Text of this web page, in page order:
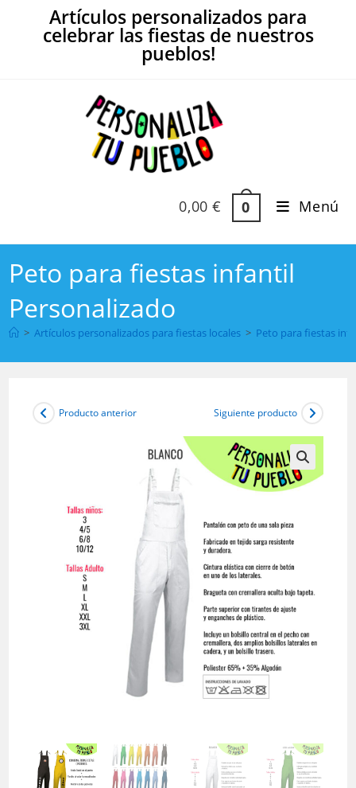
contenido
Artículos personalizados para
celebrar las fiestas de nuestros
pueblos!
0,00€ 0 Menú
Peto para fiestas infantil
Personalizado
> Artículos personalizados para fiestas locales > Peto para fiestas
Producto anterior Siguiente producto